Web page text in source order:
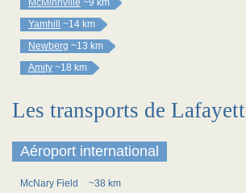
McMinnville ~9 km
Yamhill
~14 km
Newberg ~13 km
Amity ~18 km
Les transports de
Aéroport international
McNary Field ~38 km